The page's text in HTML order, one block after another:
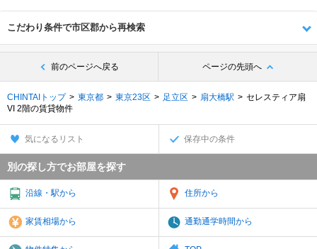
こだわり条件で市区郡から再検索
前のページへ戻る ページの先頭へ
CHINTAIトップ 東京都 東京23区 足立区 扇大橋駅
セレスティア扇
VI 2階の賃貸物件
気になるリスト 保存中の条件
別の探し方でお部屋を探す
沿線・駅から 住所から
家賃相場から 通勤通学時間から